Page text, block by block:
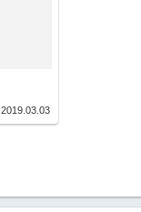
2019.03.03